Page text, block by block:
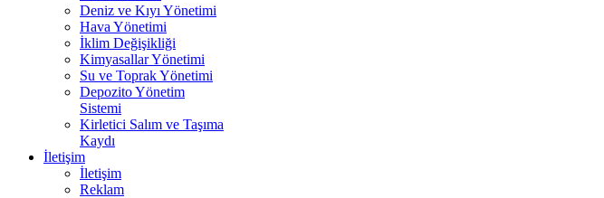
Deniz ve Kıyı Yönetimi
Hava Yönetimi
İklim Değişikliği
Kimyasallar Yönetimi
Su ve Toprak Yönetimi
Depozito Yönetim
Sistemi
Kirletici Salım ve Taşıma
Kaydı
İletişim
İletişim
Reklam